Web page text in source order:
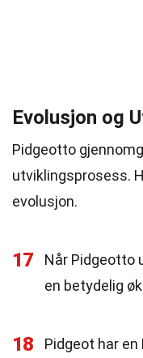
Evolusjon og
Pidgeotto
utviklingsprosess.
evolusjon.
17
Når Pidgeotto
en betydelig
18
Pidgeot har en